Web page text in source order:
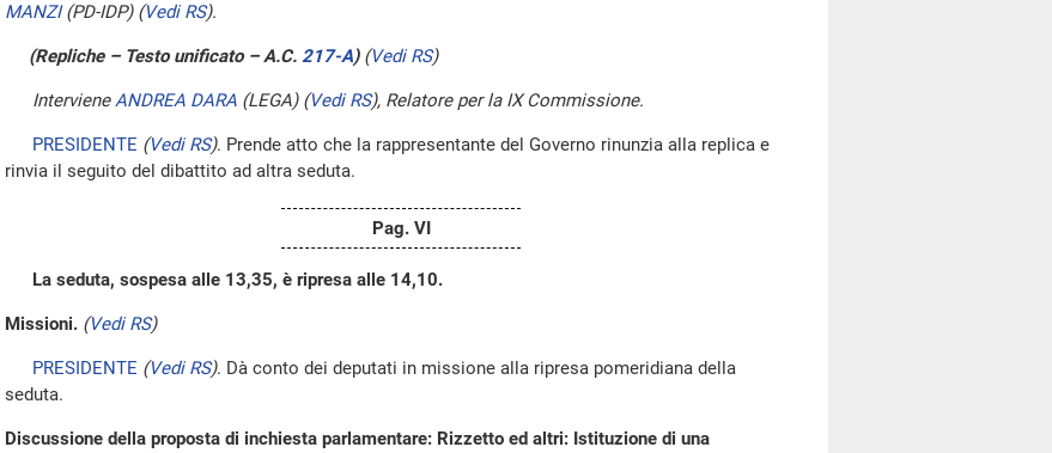
MANZI(PD-IDP) (Vedi RS).
(Repliche – Testo unificato – A.C. 217-A​) (Vedi RS)
IntervieneANDREA DARA (LEGA) (Vedi RS), Relatore per la IX Commissione.
PRESIDENTE (Vedi RS). Prende atto che la rappresentante del Governo rinunzia alla replica e
rinvia il seguito del dibattito ad altra seduta.
Pag. VI
La seduta, sospesa alle 13,35, è ripresa alle 14,10.
Missioni. (Vedi RS)
PRESIDENTE (Vedi RS). Dà conto dei deputati in missione alla ripresa pomeridiana della
seduta.
Discussione della proposta di inchiesta parlamentare: Rizzetto ed altri: Istituzione di una